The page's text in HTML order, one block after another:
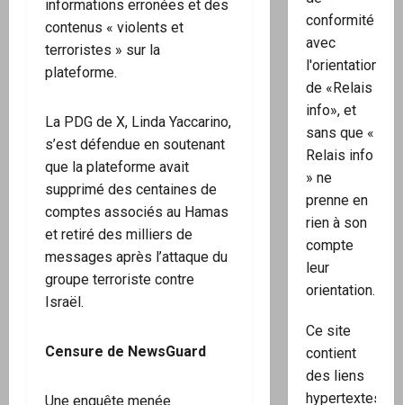
informations erronées et des
contenus « violents et
terroristes » sur la
plateforme.
La PDG de X, Linda Yaccarino,
s’est défendue en soutenant
que la plateforme avait
supprimé des centaines de
comptes associés au Hamas
et retiré des milliers de
messages après l’attaque du
groupe terroriste contre
Israël.
Censure de NewsGuard
Une enquête menée
conformité
avec
l'orientation
de «Relais
info», et
sans que «
Relais info
» ne
prenne en
rien à son
compte
leur
orientation.
Ce site
contient
des liens
hypertextes